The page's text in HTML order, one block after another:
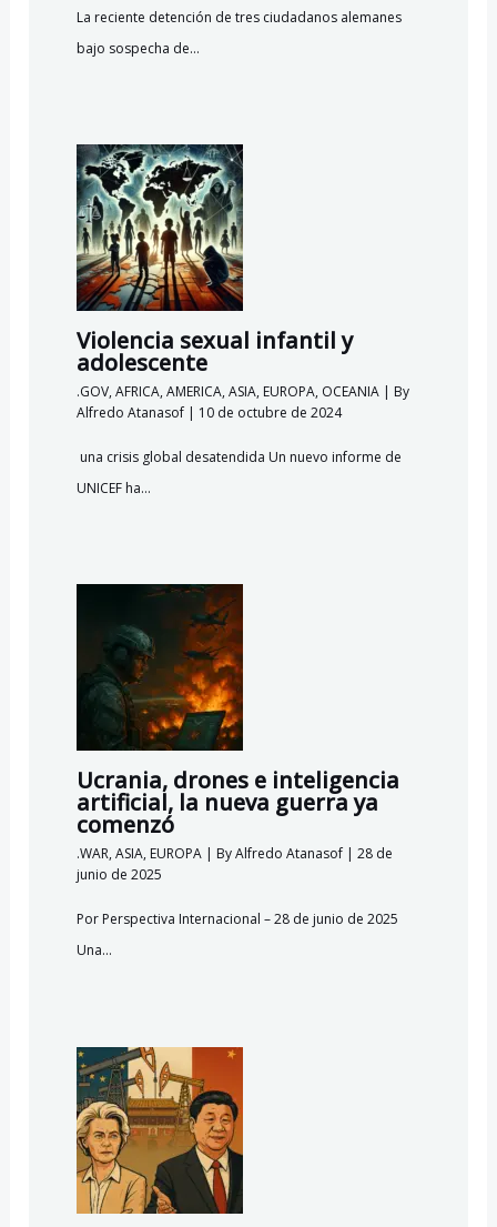
La reciente detención de tres ciudadanos alemanes
bajo sospecha de…
Violencia sexual infantil y
adolescente
.GOV,AFRICA,AMERICA,ASIA, EUROPA, OCEANIA| By
Alfredo Atanasof | 10 de octubre de 2024
una crisis global desatendida Un nuevo informe de
UNICEF ha…
Ucrania, drones e inteligencia
artificial, la nueva guerra ya
comenzó
.WAR,ASIA, EUROPA| ByAlfredo Atanasof | 28 de
junio de 2025
Por Perspectiva Internacional – 28 de junio de 2025
Una…